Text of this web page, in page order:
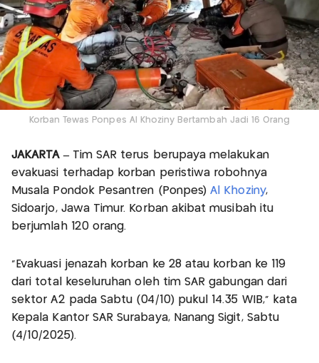
Korban Tewas Ponpes Al Khoziny Bertambah Jadi 16 Orang
JAKARTA – Tim SAR terus berupaya melakukan
evakuasi terhadap korban peristiwa robohnya
Musala Pondok Pesantren (Ponpes) Al Khoziny,
Sidoarjo, Jawa Timur. Korban akibat musibah itu
berjumlah 120 orang.
"Evakuasi jenazah korban ke 28 atau korban ke 119
dari total keseluruhan oleh tim SAR gabungan dari
sektor A2 pada Sabtu (04/10) pukul 14.35 WIB," kata
Kepala Kantor SAR Surabaya, Nanang Sigit, Sabtu
(4/10/2025).